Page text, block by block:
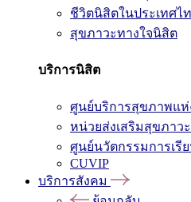
ชีวิตนิสิตในประเทศไ
สุขภาวะทางใจนิสิต
บริการนิสิต
ศูนย์บริการสุขภาพแห่
หน่วยส่งเสริมสุขภาว
ศูนย์นวัตกรรมการเรีย
CUVIP
บริการสังคม